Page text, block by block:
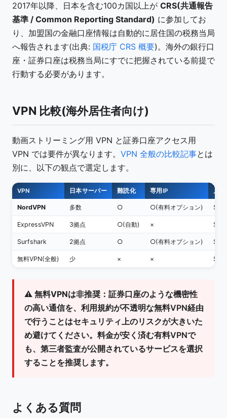
2017年以降、日本を含む100カ国以上が CRS(共通報告
基準 / Common Reporting Standard) に参加してお
り、加盟国の金融口座情報は自動的に居住国の税務当局
へ報告されます(出典: 国税庁 CRS 概要)。海外の銀行口
座・証券口座は税務当局にすでに把握されている前提で
行動する必要があります。
VPN 比較(海外居住者向け)
動画ストリーミング用 VPN と証券口座アクセス用
VPN では要件が異なります。 VPN 全般の比較記事とは
別に、以下の観点で選定します。
VPN 日本サーバー 難読化 専用IP 月
NordVPN 多数 ○ ○(有料オプション)
ExpressVPN 3拠点 ○(自動) ×
Surfshark 2拠点 ○ ○(有料オプション)
無料VPN(全般) 少 × × $0
⚠️ 無料VPNは非推奨： 証券口座のような機密性
の高い通信を、利用規約が不透明な無料VPN経由
で行うことはセキュリティ上のリスクが大きいた
め避けてください。料金が安く済む有料VPNで
も、第三者監査が公開されているサービスを選択
することを推奨します。
よくある質問